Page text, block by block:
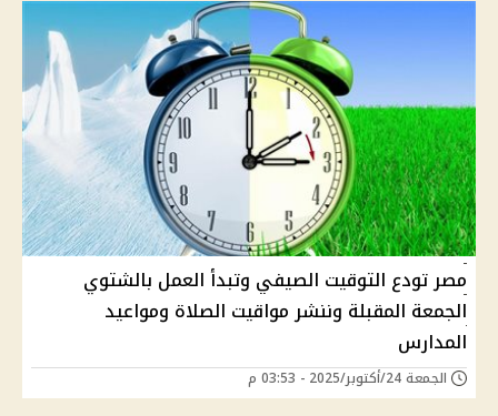
مصر تودع التوقيت الصيفي وتبدأ العمل بالشتوي
الجمعة المقبلة وننشر مواقيت الصلاة ومواعيد
المدارس
الجمعة 24/أكتوبر/2025 - 03:53 م